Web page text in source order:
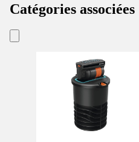
Catégories associées